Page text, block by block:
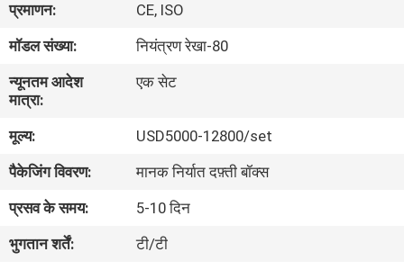
बारे
में
कारखाना
भ्रमण
गुणवत्ता
नियंत्रण
प्रमाणन:
CE, ISO
मॉडल संख्या:
नियंत्रण रेखा-80
न्यूनतम आदेश
मात्रा:
एक सेट
मूल्य:
USD5000-12800/set
पैकेजिंग विवरण:
मानक निर्यात दफ़्ती बॉक्स
प्रसव के समय:
5-10 दिन
भुगतान शर्तें:
टी/टी